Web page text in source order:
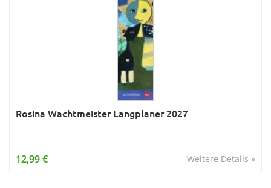
Rosina Wachtmeister Langplaner 2027
Weitere Details »
12,99 €